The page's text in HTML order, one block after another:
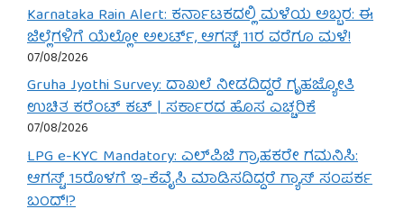
Karnataka Rain Alert: ಕರ್ನಾಟಕದಲ್ಲಿ ಮಳೆಯ ಅಬ್ಬರ: ಈ
ಜಿಲ್ಲೆಗಳಿಗೆ ಯೆಲ್ಲೋ ಅಲರ್ಟ್, ಆಗಸ್ಟ್ 11ರ ವರೆಗೂ ಮಳೆ!
07/08/2026
Gruha Jyothi Survey: ದಾಖಲೆ ನೀಡದಿದ್ದರೆ ಗೃಹಜ್ಯೋತಿ
ಉಚಿತ ಕರೆಂಟ್ ಕಟ್ | ಸರ್ಕಾರದ ಹೊಸ ಎಚ್ಚರಿಕೆ
07/08/2026
LPG e-KYC Mandatory: ಎಲ್‌ಪಿಜಿ ಗ್ರಾಹಕರೇ ಗಮನಿಸಿ:
ಆಗಸ್ಟ್ 15ರೊಳಗೆ ಇ-ಕೆವೈಸಿ ಮಾಡಿಸದಿದ್ದರೆ ಗ್ಯಾಸ್ ಸಂಪರ್ಕ
ಬಂದ್!?